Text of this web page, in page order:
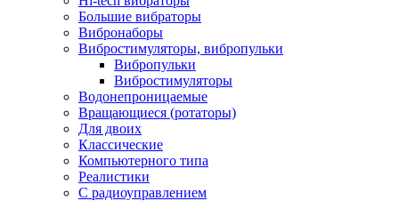
Большие вибраторы
Вибронаборы
Вибростимуляторы, вибропульки
Вибропульки
Вибростимуляторы
Водонепроницаемые
Вращающиеся (ротаторы)
Для двоих
Классические
Компьютерного типа
Реалистики
С радиоуправлением